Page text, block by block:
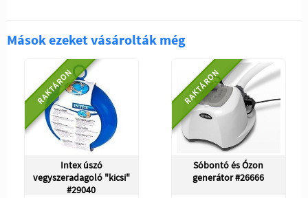
Mások ezeket vásárolták még
RAKTÁRON
Intex úszó
vegyszeradagoló "kicsi"
#29040
RAKTÁRON
Sóbontó és Ózon
generátor #26666